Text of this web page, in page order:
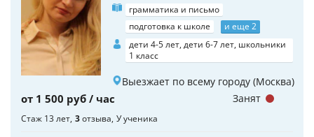
грамматика и письмо
подготовка к школе
и еще 2
дети 4-5 лет, дети 6-7 лет, школьники
1 класс
Выезжает по всему городу (Москва)
от 1 500 руб / час
Стаж 13 лет 3отзыва У ученика
Занят